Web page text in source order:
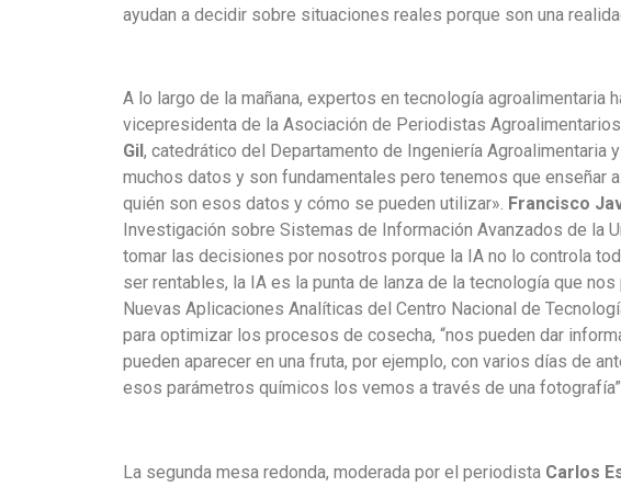
ayudan a decidir sobre situaciones reales porque son una
A lo largo de la mañana, expertos en tecnología agroalimentaria
vicepresidenta de la Asociación de Periodistas
Gil , catedrático del Departamento de Ingeniería Agroalimentaria
muchos datos y son fundamentales pero tenemos que enseñar
quién son esos datos y cómo se pueden utilizar». Francisco
Investigación sobre Sistemas de Información Avanzados de la
tomar las decisiones por nosotros porque la IA no lo controla
ser rentables, la IA es la punta de lanza de la tecnología que
Nuevas Aplicaciones Analíticas del Centro Nacional de
para optimizar los procesos de cosecha, “nos pueden dar
pueden aparecer en una fruta, por ejemplo, con varios días de
esos parámetros químicos los vemos a través de una
La segunda mesa redonda, moderada por el periodista Carlos